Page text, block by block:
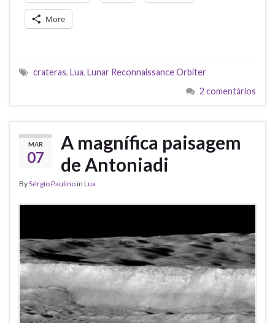
More
crateras, Lua, Lunar Reconnaissance Orbiter
2 comentários
MAR
07
A magnífica paisagem
de Antoniadi
BySérgio Paulinoin Lua